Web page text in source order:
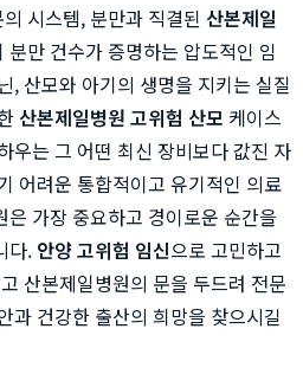
시스템, 분만과 직결된 산본제일
분만 건수가 증명하는 압도적인 임
, 산모와 아기의 생명을 지키는 실질
산본제일병원 고위험 산모 케이스
우는 그 어떤 최신 장비보다 값진 자
어려운 통합적이고 유기적인 의료
가장 중요하고 경이로운 순간을
다. 안양 고위험 임신으로 고민하고
산본제일병원의 문을 두드려 전문
과 건강한 출산의 희망을 찾으시길